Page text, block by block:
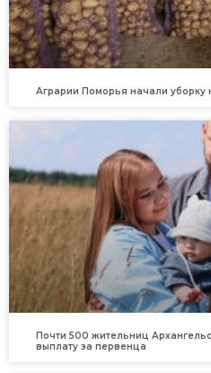
Аграрии Поморья начали уборку
Почти 500 жительниц
выплату за первенца